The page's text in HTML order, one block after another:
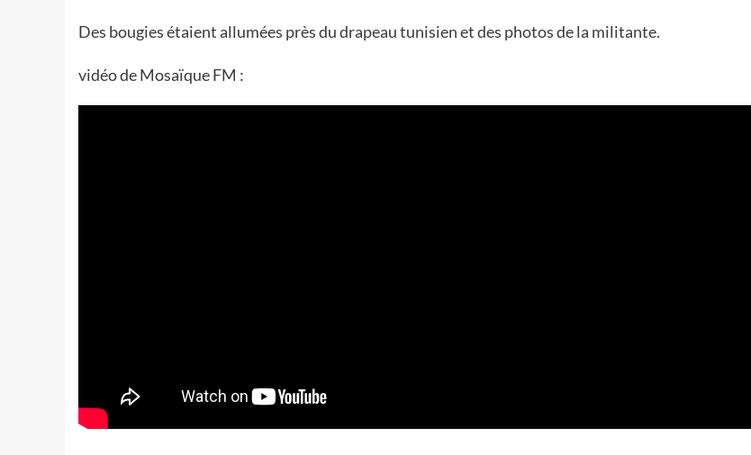
Des bougies étaient allumées près du drapeau tunisien et des photos de la militante.
vidéo de Mosaïque FM :